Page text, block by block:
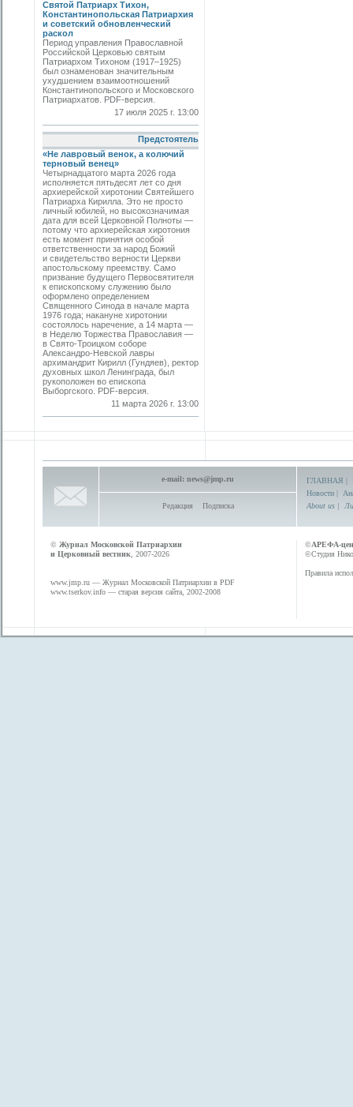
Святой Патриарх Тихон,
Константинопольская Патриархия
и советский обновленческий
раскол
Период управления Православной
Российской Церковью святым
Патриархом Тихоном (1917–1925)
был ознаменован значительным
ухудшением взаимоотношений
Константинопольского и Московского
Патриархатов. PDF-версия.
17 июля 2025 г. 13:00
Предстоятель
«Не лавровый венок, а колючий
терновый венец»
Четырнадцатого марта 2026 года
исполняется пятьдесят лет со дня
архиерейской хиротонии Святейшего
Патриарха Кирилла. Это не просто
личный юбилей, но высокозначимая
дата для всей Церковной Полноты —
потому что архиерейская хиротония
есть момент принятия особой
ответственности за народ Божий
и свидетельство верности Церкви
апостольскому преемству. Само
призвание будущего Первосвятителя
к епископскому служению было
оформлено определением
Священного Синода в начале марта
1976 года; накануне хиротонии
состоялось наречение, а 14 марта —
в Неделю Торжества Православия —
в Свято-Троицком соборе
Александро-Невской лавры
архимандрит Кирилл (Гундяев), ректор
духовных школ Ленинграда, был
рукоположен во епископа
Выборгского. PDF-версия.
11 марта 2026 г. 13:00
e-mail: news@jmp.ru
Редакция Подписка
ГЛАВНАЯ |
Новости |
About us |
© Журнал Московской Патриархии
и Церковный вестник , 2007-2026
www.jmp.ru — Журнал Московской Патриархии в PDF
www.tserkov.info — старая версия сайта, 2002-2008
©АРЕФА-
©Студия
Правила